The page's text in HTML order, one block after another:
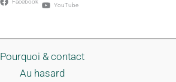
YouTube
Pourquoi & contact
Au hasard